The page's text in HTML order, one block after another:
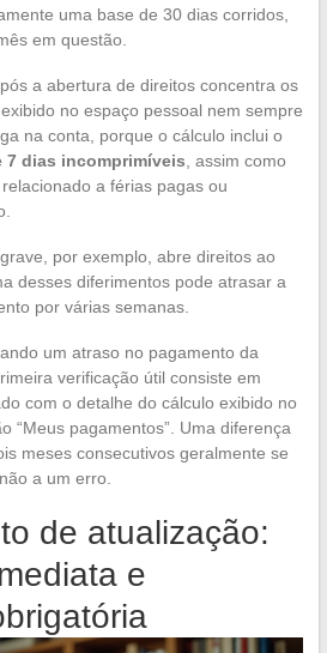
uma base de 30 dias corridos,
em questão.
a abertura de direitos concentra os
no espaço pessoal nem sempre
na conta, porque o cálculo inclui o
7 dias incomprimíveis , assim como
a férias pagas ou
por exemplo, abre direitos ao
desses diferimentos pode atrasar a
por várias semanas.
um atraso no pagamento da
verificação útil consiste em
com o detalhe do cálculo exibido no
“Meus pagamentos”. Uma diferença
meses consecutivos geralmente se
a um erro.
de atualização:
e